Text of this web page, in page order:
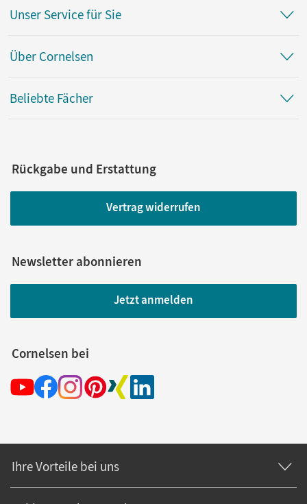
Unser Service für Sie
Über Cornelsen
Beliebte Fächer
Rückgabe und Erstattung
Vertrag widerrufen
Newsletter abonnieren
Jetzt anmelden
Cornelsen bei
Ihre Vorteile bei uns